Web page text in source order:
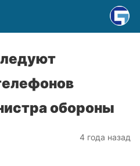
обороны
4 года назад